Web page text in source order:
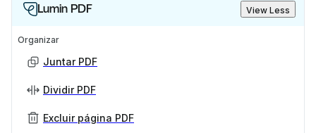
Lumin PDF View Less
Organizar
Juntar PDF
Dividir PDF
Excluir página PDF